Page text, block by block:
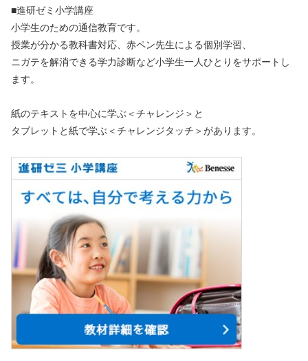
■進研ゼミ小学講座
小学生のための通信教育です。
授業が分かる教科書対応、赤ペン先生による個別学習、
ニガテを解消できる学力診断など小学生一人ひとりをサポートし
ます。
紙のテキストを中心に学ぶ＜チャレンジ＞と
タブレットと紙で学ぶ＜チャレンジタッチ＞があります。